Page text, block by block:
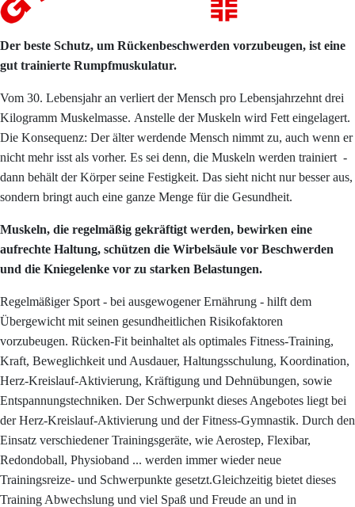
Der beste Schutz, um Rückenbeschwerden vorzubeugen, ist eine
gut trainierte Rumpfmuskulatur.
Vom 30. Lebensjahr an verliert der Mensch pro Lebensjahrzehnt drei
Kilogramm Muskelmasse. Anstelle der Muskeln wird Fett eingelagert.
Die Konsequenz: Der älter werdende Mensch nimmt zu, auch wenn er
nicht mehr isst als vorher. Es sei denn, die Muskeln werden trainiert -
dann behält der Körper seine Festigkeit. Das sieht nicht nur besser aus,
sondern bringt auch eine ganze Menge für die Gesundheit.
Muskeln, die regelmäßig gekräftigt werden, bewirken eine
aufrechte Haltung, schützen die Wirbelsäule vor Beschwerden
und die Kniegelenke vor zu starken Belastungen.
Regelmäßiger Sport - bei ausgewogener Ernährung - hilft dem
Übergewicht mit seinen gesundheitlichen Risikofaktoren
vorzubeugen. Rücken-Fit beinhaltet als optimales Fitness-Training,
Kraft, Beweglichkeit und Ausdauer, Haltungsschulung, Koordination,
Herz-Kreislauf-Aktivierung, Kräftigung und Dehnübungen, sowie
Entspannungstechniken. Der Schwerpunkt dieses Angebotes liegt bei
der Herz-Kreislauf-Aktivierung und der Fitness-Gymnastik. Durch den
Einsatz verschiedener Trainingsgeräte, wie Aerostep, Flexibar,
Redondoball, Physioband ... werden immer wieder neue
Trainingsreize- und Schwerpunkte gesetzt.Gleichzeitig bietet dieses
Training Abwechslung und viel Spaß und Freude an und in